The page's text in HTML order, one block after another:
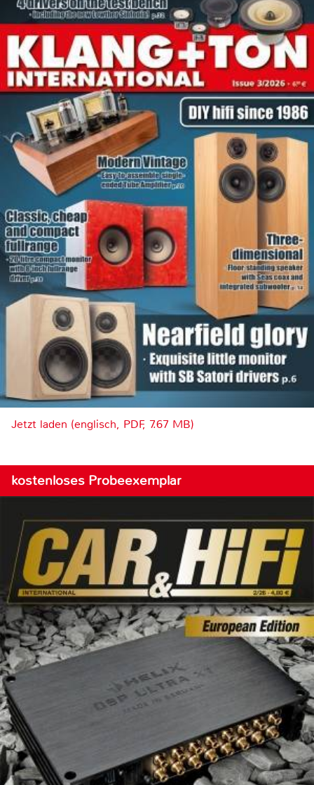
Jetzt laden (englisch, PDF, 7.67 MB)
kostenloses Probeexemplar